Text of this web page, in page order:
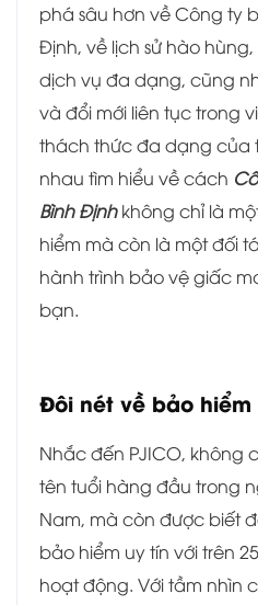
phá sâu hơn về Công ty
Định, về lịch sử hào
dịch vụ đa dạng, cũng
và đổi mới liên tục trong
thách thức đa dạng của
nhau tìm hiểu về cách
Bình Địnhkhông chỉ là
hiểm mà còn là một đối
hành trình bảo vệ giấc
bạn.
Đôi nét về bảo hiểm
Nhắc đến PJICO, không
tên tuổi hàng đầu trong
Nam, mà còn được biết
bảo hiểm uy tín với trên
hoạt động. Với tầm nhìn